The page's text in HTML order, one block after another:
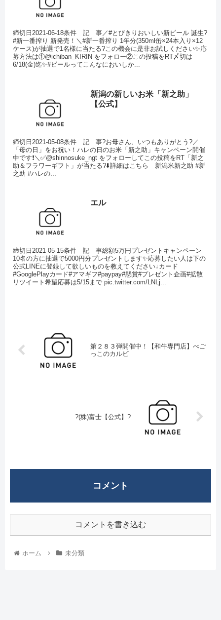
締切日2021-06-18条件 記 事／#とびきりおいしい新ビール 誕生?
#新一番搾り 新発売！＼#新一番搾り 1年分(350ml缶×24本入り×12
ケース)が抽選で1名様に当たる?この機会に是非お試しください✨応
募方法は①@ichiban_KIRIN をフォロー②この投稿をRT〆切は
6/18(金)迄✨#ビールってこんなにおいしか...
新潟の新しいお米「新之助」
【公式】
締切日2021-05-08条件 記 事?お母さん、いつもありがとう?／
「母の日」をお祝い！ハレの日のお米「新之助」キャンペーン開催
中です❗️＼✅@shinnosuke_ngt をフォローしてこの投稿をRT「新之
助＆フラワーギフト」が当たる?⬇️詳細はこちら 新潟米新之助 #新
之助 #ハレの...
エル
締切日2021-05-15条件 記 事総額5万円プレゼントキャンペーン
10名の方に抽選で5000円分プレゼントします✨応募したい人は下の
公式LINEに登録して欲しいものを教えてください↓カード
#GooglePlayカード#アマギフ#paypay#懸賞#プレゼント企画#拡散
リツイート希望応募は5/15まで pic.twitter.com/LNLj...
第２８３弾開催中！【和牛専門店】べご
っこのカルビ
?(株)富士【公式】?
コメント
コメントを書き込む
ホーム 未分類